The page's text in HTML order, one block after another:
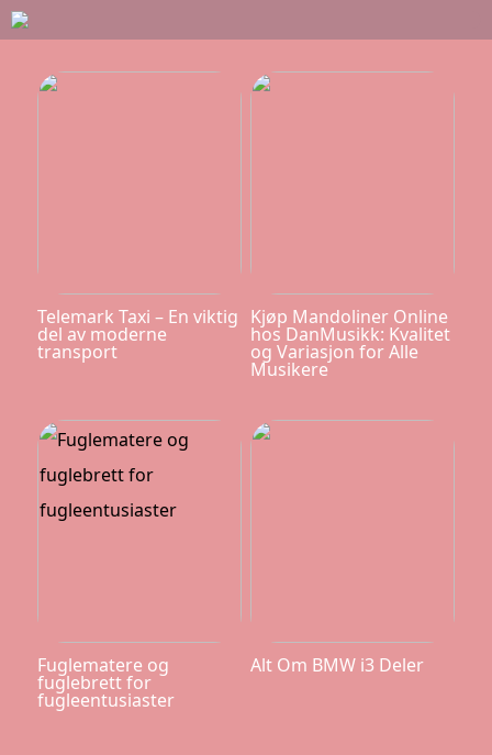
Telemark Taxi – En viktig
del av moderne
transport
Kjøp Mandoliner Online
hos DanMusikk: Kvalitet
og Variasjon for Alle
Musikere
Fuglematere og
fuglebrett for
fugleentusiaster
Alt Om BMW i3 Deler